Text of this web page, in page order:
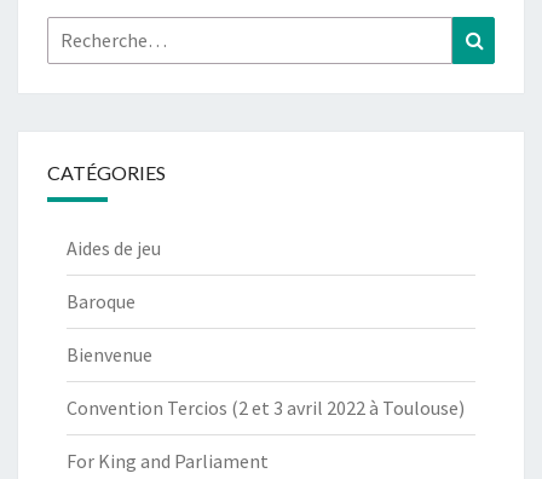
Rechercher :
CATÉGORIES
Aides de jeu
Baroque
Bienvenue
Convention Tercios (2 et 3 avril 2022 à Toulouse)
For King and Parliament